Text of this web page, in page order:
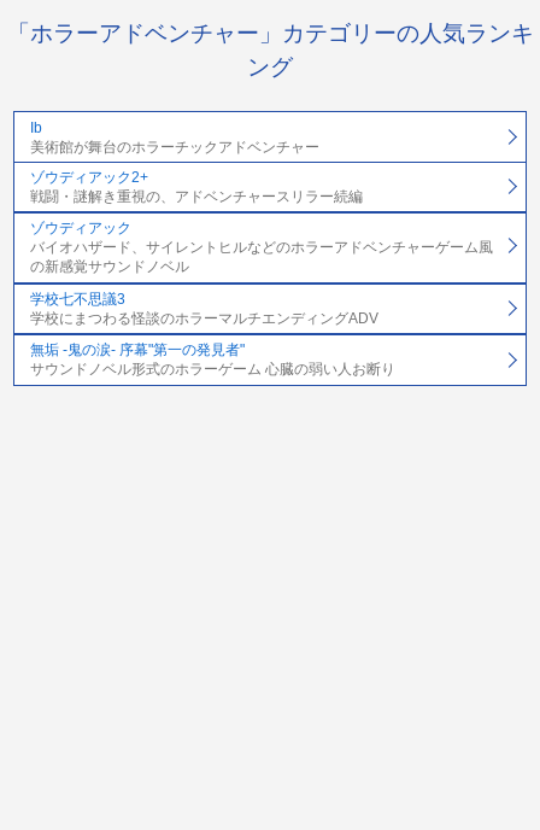
「ホラーアドベンチャー」カテゴリーの人気ランキ
ング
Ib
美術館が舞台のホラーチックアドベンチャー
ゾウディアック2+
戦闘・謎解き重視の、アドベンチャースリラー続編
ゾウディアック
バイオハザード、サイレントヒルなどのホラーアドベンチャーゲーム風
の新感覚サウンドノベル
学校七不思議3
学校にまつわる怪談のホラーマルチエンディングADV
無垢 -鬼の涙- 序幕"第一の発見者"
サウンドノベル形式のホラーゲーム 心臓の弱い人お断り